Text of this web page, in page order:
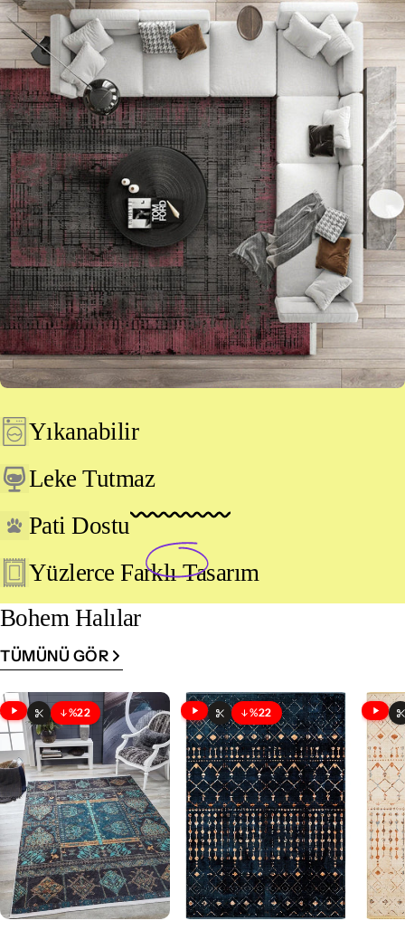
Yıkanabilir
Leke Tutmaz
Pati Dostu
YüzlerceFarklıTasarım
Bohem Halılar
TÜMÜNÜ GÖR
Videolu Ürün
Özelleştirilebilir
%22
İndirim Videolu Ürün
Özelleştirilebilir
%22
İndirim